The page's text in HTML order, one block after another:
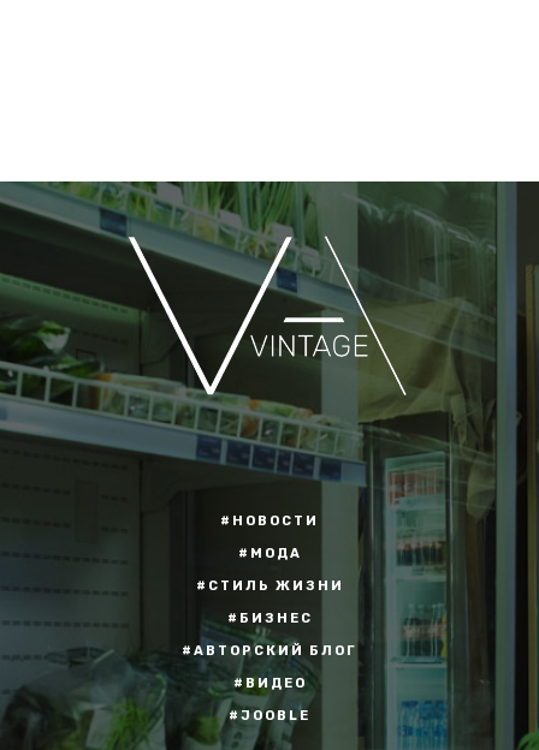
#НОВОСТИ
#МОДА
#СТИЛЬ ЖИЗНИ
#БИЗНЕС
#АВТОРСКИЙ БЛОГ
#ВИДЕО
#JOOBLE